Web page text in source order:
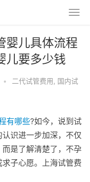
婴儿具体流程
儿要多少钱
• 二代试管费用, 国内试
有哪些?如今，说到试
识进一步加深，不仅
是了解清楚了，不孕
子心愿。上海试管费